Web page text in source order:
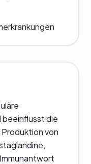
die
von